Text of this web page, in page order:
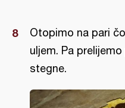
Otopimo na pari
uljem. Pa
stegne.